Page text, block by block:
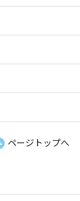
ページトップへ